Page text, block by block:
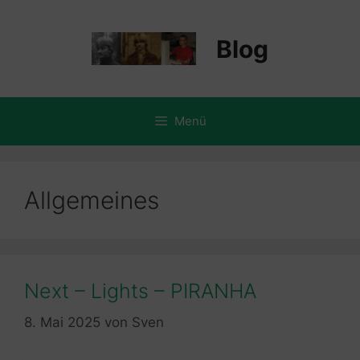
Blog
Menü
Allgemeines
Next – Lights – PIRANHA
8. Mai 2025 von Sven